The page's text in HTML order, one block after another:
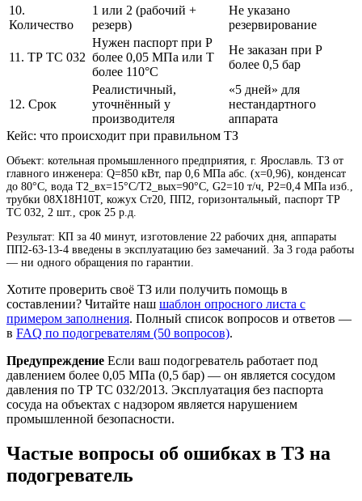
10.
Количество
1 или 2 (рабочий +
резерв)
Не указано
резервирование
11. ТР ТС 032
Нужен паспорт при P
более 0,05 МПа или T
более 110°C
Не заказан при P
более 0,5 бар
12. Срок
Реалистичный,
уточнённый у
производителя
«5 дней» для
нестандартного
аппарата
Кейс: что происходит при правильном ТЗ
Объект: котельная промышленного предприятия, г. Ярославль. ТЗ от
главного инженера: Q=850 кВт, пар 0,6 МПа абс. (x=0,96), конденсат
до 80°C, вода T2_вх=15°C/T2_вых=90°C, G2=10 т/ч, P2=0,4 МПа изб.,
трубки 08Х18Н10Т, кожух Ст20, ПП2, горизонтальный, паспорт ТР
ТС 032, 2 шт., срок 25 р.д.
Результат: КП за 40 минут, изготовление 22 рабочих дня, аппараты
ПП2-63-13-4 введены в эксплуатацию без замечаний. За 3 года работы
— ни одного обращения по гарантии.
Хотите проверить своё ТЗ или получить помощь в
составлении? Читайте наш шаблон опросного листа с
примером заполнения. Полный список вопросов и ответов —
в FAQ по подогревателям (50 вопросов).
Предупреждение Если ваш подогреватель работает под
давлением более 0,05 МПа (0,5 бар) — он является сосудом
давления по ТР ТС 032/2013. Эксплуатация без паспорта
сосуда на объектах с надзором является нарушением
промышленной безопасности.
Частые вопросы об ошибках в ТЗ на
подогреватель